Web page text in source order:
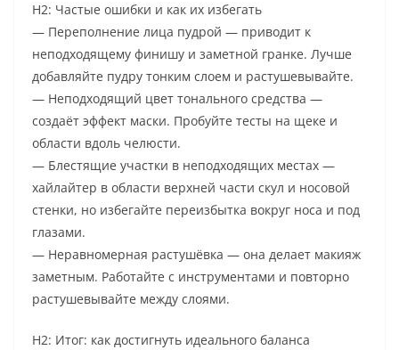
H2: Частые ошибки и как их избегать
— Переполнение лица пудрой — приводит к
неподходящему финишу и заметной гранке. Лучше
добавляйте пудру тонким слоем и растушевывайте.
— Неподходящий цвет тонального средства —
создаёт эффект маски. Пробуйте тесты на щеке и
области вдоль челюсти.
— Блестящие участки в неподходящих местах —
хайлайтер в области верхней части скул и носовой
стенки, но избегайте переизбытка вокруг носа и под
глазами.
— Неравномерная растушёвка — она делает макияж
заметным. Работайте с инструментами и повторно
растушевывайте между слоями.
H2: Итог: как достигнуть идеального баланса